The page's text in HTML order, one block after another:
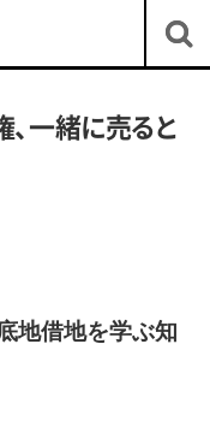
、 一緒に売ると
地借地を学ぶ知